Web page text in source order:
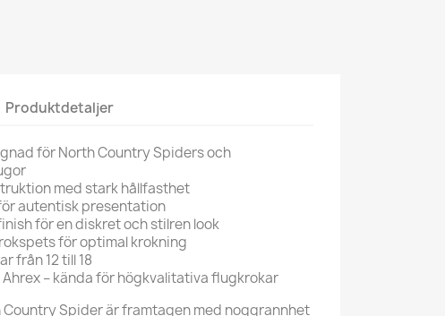
Produktdetaljer
för North Country Spiders och
med stark hållfasthet
autentisk presentation
för en diskret och stilren look
för optimal krokning
från 12 till 18
Ahrex – kända för högkvalitativa flugkrokar
Country Spider är framtagen med noggrannhet